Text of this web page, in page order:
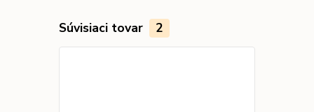
Súvisiaci tovar 2